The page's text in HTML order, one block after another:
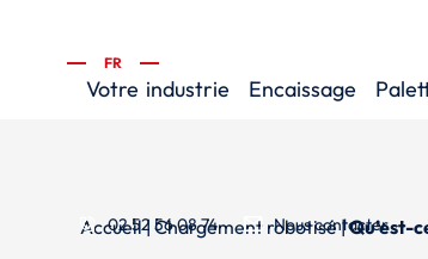
FR
02 52 56 08 74 Nous contacter
Votre industrie Encaissage
Accueil|Chargement robotisé|Qu’est-